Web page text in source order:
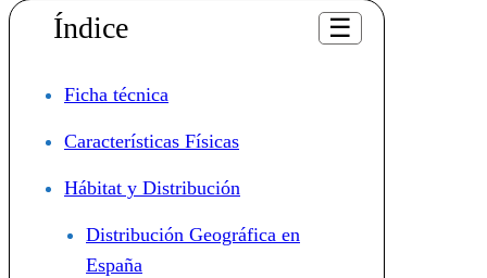
Índice ☰
Ficha técnica
Características Físicas
Hábitat y Distribución
Distribución Geográfica en
España